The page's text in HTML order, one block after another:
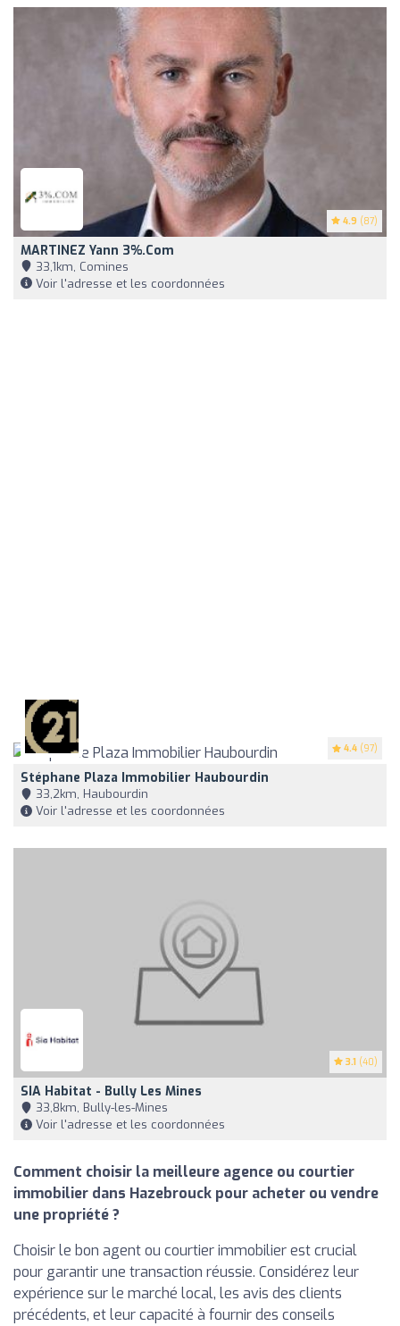
4.9 (87)
MARTINEZ Yann 3%.com
33,1km, Comines
Voir l'adresse et les coordonnées
4.4 (97)
Stéphane Plaza Immobilier Haubourdin
33,2km, Haubourdin
Voir l'adresse et les coordonnées
3.1 (40)
SIA Habitat - Bully Les Mines
33,8km, Bully-les-Mines
Voir l'adresse et les coordonnées
Comment choisir la meilleure agence ou courtier
immobilier dans Hazebrouck pour acheter ou vendre
une propriété ?
Choisir le bon agent ou courtier immobilier est crucial
pour garantir une transaction réussie. Considérez leur
expérience sur le marché local, les avis des clients
précédents, et leur capacité à fournir des conseils